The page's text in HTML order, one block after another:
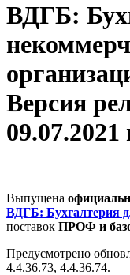
ВДГБ:
Версия
09.07.2021
Выпущена
ВДГБ: Бухгалтерия
поставок ПРОФ и
Предусмотрено
4.4.36.73, 4.4.36.74.